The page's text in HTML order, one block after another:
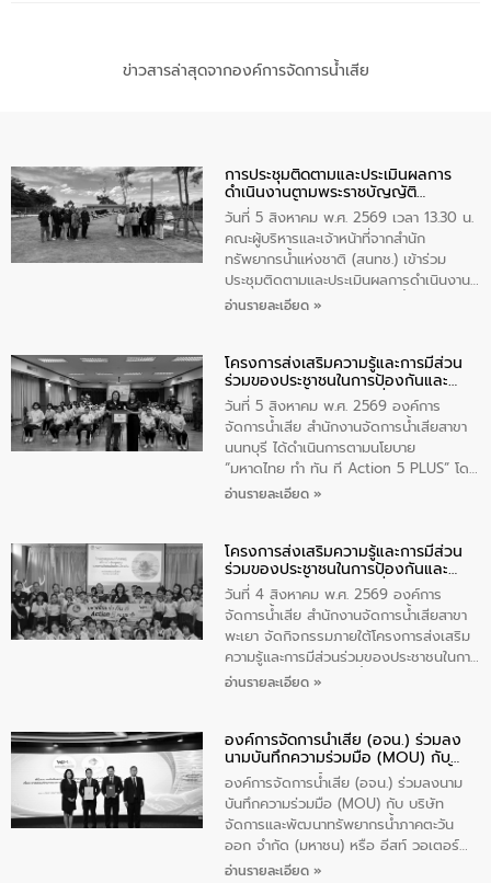
ข่าวสารล่าสุดจากองค์การจัดการน้ำเสีย
การประชุมติดตามและประเมินผลการ
ดำเนินงานตามพระราชบัญญัติ
ทรัพยากรน้ำ พ.ศ. 2561 ประจำ
ปีงบประมาณ พ.ศ. 2569
วันที่ 5 สิงหาคม พ.ศ. 2569 เวลา 13.30 น.
คณะผู้บริหารและเจ้าหน้าที่จากสำนัก
ทรัพยากรน้ำแห่งชาติ (สนทช.) เข้าร่วม
ประชุมติดตามและประเมินผลการดำเนินงาน
ตามพระราชบัญญัติทรัพยากรน้ำ พ.ศ. 2561
วัดสิงห์ จังหวัดชัยนาท โดยมีนายแสงชัย
สุขชื่น นายกเทศมนตรีตำบลวัดสิงห์ คณะผู้
บริหารเทศบาลตำบลวัดสิงห์ ผู้นำชุมชน และ
ประชาชนในพื้นที่เทศบาลตำบลวัดสิงก์ที่มี
ส่วนได้ส่วนเสียในโครงก่อสร้างศูนย์บริหาร
จัดการคุณภาพน้ำเทศบาลตำบลวัดสิงห์
จังหวัดชัยนาท ให้การต้อนรับ
อ่านรายละเอียด »
โครงการส่งเสริมความรู้และการมีส่วน
ร่วมของประชาชนในการป้องกันและ
แก้ไขปัญหาน้ำเสียอย่างยั่งยืน
วันที่ 5 สิงหาคม พ.ศ. 2569 องค์การ
จัดการน้ำเสีย สำนักงานจัดการน้ำเสียสาขา
นนทบุรี ได้ดำเนินการตามนโยบาย
“มหาดไทย ทำ ทัน ที Action 5 PLUS” โดย
จัดโครงการส่งเสริมความรู้และการมีส่วน
“ชุมชนร่วมใจ น้ำใสยั่งยืน” ได้บรรยายให้
ความรู้เกี่ยวกับการจัดการน้ำเสียและการใช้
ถังดักไขมันให้แก่นักเรียนโรงเรียนวัดบ่อ
(นันทวิทยา) เทศบาลนครปากเกร็ด อำเภอ
ปากเกร็ด จังหวัดนนทบุรี จำนวน 30 คน
อ่านรายละเอียด »
โครงการส่งเสริมความรู้และการมีส่วน
ร่วมของประชาชนในการป้องกันและ
แก้ไขปัญหาน้ำเสียอย่างยั่งยืน
วันที่ 4 สิงหาคม พ.ศ. 2569 องค์การ
จัดการน้ำเสีย สำนักงานจัดการน้ำเสียสาขา
พะเยา จัดกิจกรรมภายใต้โครงการส่งเสริม
ความรู้และการมีส่วนร่วมของประชาชนในการ
ป้องกันและแก้ไขปัญหาน้ำเสียอย่างยั่งยืน
ชุมชนและการบำบัดน้ำเสียเบื้องต้น ให้กับ
นักเรียนชั้นประถมศึกษาปีที่ 5 โรงเรียน
เทศบาล 1 (พะเยาประชานุกูล) จำนวน 30
คน
อ่านรายละเอียด »
องค์การจัดการน้ำเสีย (อจน.) ร่วมลง
นามบันทึกความร่วมมือ (MOU) กับ
บริษัท จัดการและพัฒนาทรัพยากรน้ำ
ภาคตะวันออก จำกัด (มหาชน) หรือ อีส
ท์ วอเตอร์
องค์การจัดการน้ำเสีย (อจน.) ร่วมลงนาม
บันทึกความร่วมมือ (MOU) กับ บริษัท
จัดการและพัฒนาทรัพยากรน้ำภาคตะวัน
ออก จำกัด (มหาชน) หรือ อีสท์ วอเตอร์
เมื่อวันอังคารที่ 4 สิงหาคม 2569 ณ ห้อง
อ่านรายละเอียด »